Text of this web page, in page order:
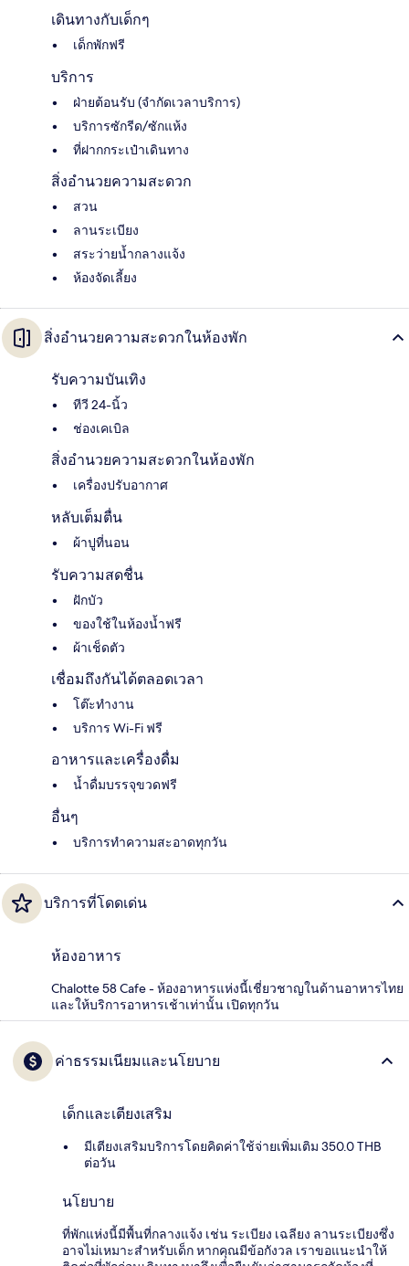
เดินทางกับเด็กๆ
เด็กพักฟรี
บริการ
ฝ่ายต้อนรับ (จำกัดเวลาบริการ)
บริการซักรีด/ซักแห้ง
ที่ฝากกระเป๋าเดินทาง
สิ่งอำนวยความสะดวก
สวน
ลานระเบียง
สระว่ายน้ำกลางแจ้ง
ห้องจัดเลี้ยง
สิ่งอำนวยความสะดวกในห้องพัก
รับความบันเทิง
ทีวี 24-นิ้ว
ช่องเคเบิล
สิ่งอำนวยความสะดวกในห้องพัก
เครื่องปรับอากาศ
หลับเต็มตื่น
ผ้าปูที่นอน
รับความสดชื่น
ฝักบัว
ของใช้ในห้องน้ำฟรี
ผ้าเช็ดตัว
เชื่อมถึงกันได้ตลอดเวลา
โต๊ะทำงาน
บริการ Wi-Fi ฟรี
อาหารและเครื่องดื่ม
น้ำดื่มบรรจุขวดฟรี
อื่นๆ
บริการทำความสะอาดทุกวัน
บริการที่โดดเด่น
ห้องอาหาร
Chalotte 58 Cafe - ห้องอาหารแห่งนี้เชี่ยวชาญในด้านอาหารไทย
และให้บริการอาหารเช้าเท่านั้น เปิดทุกวัน
ค่าธรรมเนียมและนโยบาย
เด็กและเตียงเสริม
มีเตียงเสริมบริการโดยคิดค่าใช้จ่ายเพิ่มเติม 350.0 THB
ต่อวัน
นโยบาย
ที่พักแห่งนี้มีพื้นที่กลางแจ้ง เช่น ระเบียง เฉลียง ลานระเบียงซึ่ง
อาจไม่เหมาะสำหรับเด็ก หากคุณมีข้อกังวล เราขอแนะนำให้